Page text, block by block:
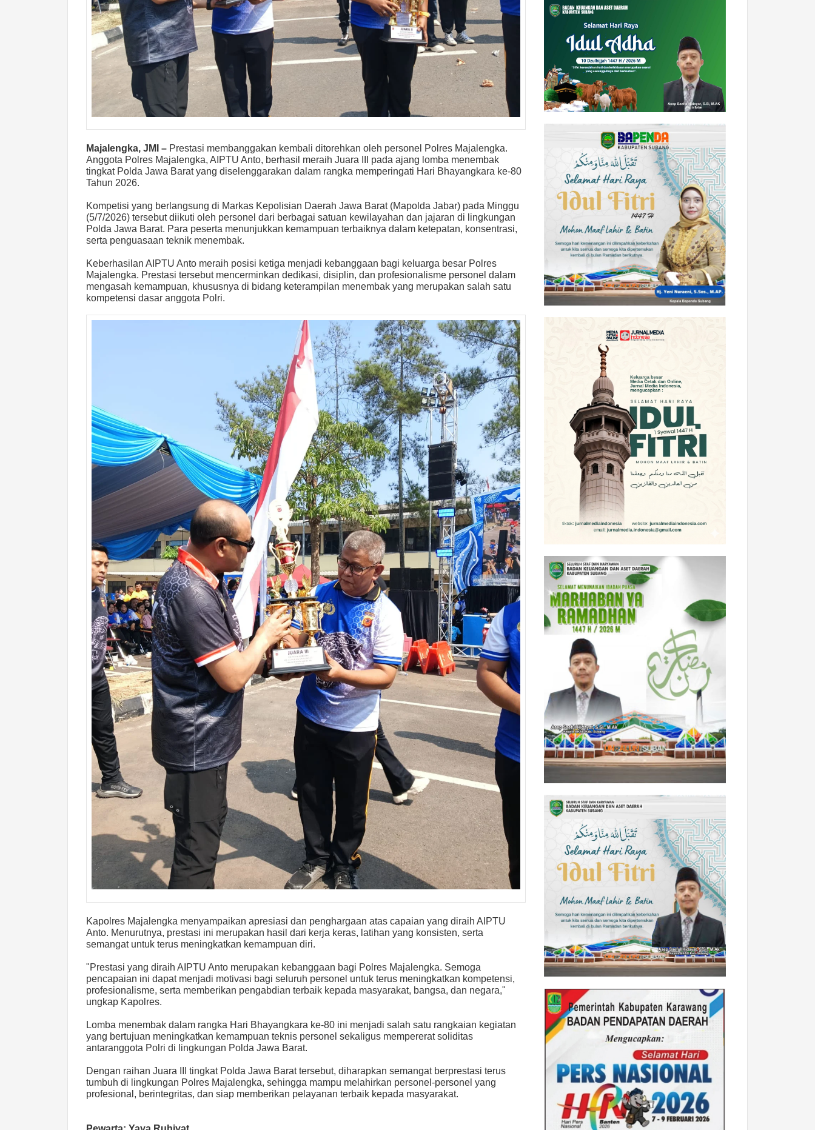
Majalengka, JMI – Prestasi membanggakan kembali ditorehkan oleh personel Polres Majalengka.
Anggota Polres Majalengka, AIPTU Anto, berhasil meraih Juara III pada ajang lomba menembak
tingkat Polda Jawa Barat yang diselenggarakan dalam rangka memperingati Hari Bhayangkara ke-80
Tahun 2026.
Kompetisi yang berlangsung di Markas Kepolisian Daerah Jawa Barat (Mapolda Jabar) pada Minggu
(5/7/2026) tersebut diikuti oleh personel dari berbagai satuan kewilayahan dan jajaran di lingkungan
Polda Jawa Barat. Para peserta menunjukkan kemampuan terbaiknya dalam ketepatan, konsentrasi,
serta penguasaan teknik menembak.
Keberhasilan AIPTU Anto meraih posisi ketiga menjadi kebanggaan bagi keluarga besar Polres
Majalengka. Prestasi tersebut mencerminkan dedikasi, disiplin, dan profesionalisme personel dalam
mengasah kemampuan, khususnya di bidang keterampilan menembak yang merupakan salah satu
kompetensi dasar anggota Polri.
Kapolres Majalengka menyampaikan apresiasi dan penghargaan atas capaian yang diraih AIPTU
Anto. Menurutnya, prestasi ini merupakan hasil dari kerja keras, latihan yang konsisten, serta
semangat untuk terus meningkatkan kemampuan diri.
"Prestasi yang diraih AIPTU Anto merupakan kebanggaan bagi Polres Majalengka. Semoga
pencapaian ini dapat menjadi motivasi bagi seluruh personel untuk terus meningkatkan kompetensi,
profesionalisme, serta memberikan pengabdian terbaik kepada masyarakat, bangsa, dan negara,"
ungkap Kapolres.
Lomba menembak dalam rangka Hari Bhayangkara ke-80 ini menjadi salah satu rangkaian kegiatan
yang bertujuan meningkatkan kemampuan teknis personel sekaligus mempererat soliditas
antaranggota Polri di lingkungan Polda Jawa Barat.
Dengan raihan Juara III tingkat Polda Jawa Barat tersebut, diharapkan semangat berprestasi terus
tumbuh di lingkungan Polres Majalengka, sehingga mampu melahirkan personel-personel yang
profesional, berintegritas, dan siap memberikan pelayanan terbaik kepada masyarakat.